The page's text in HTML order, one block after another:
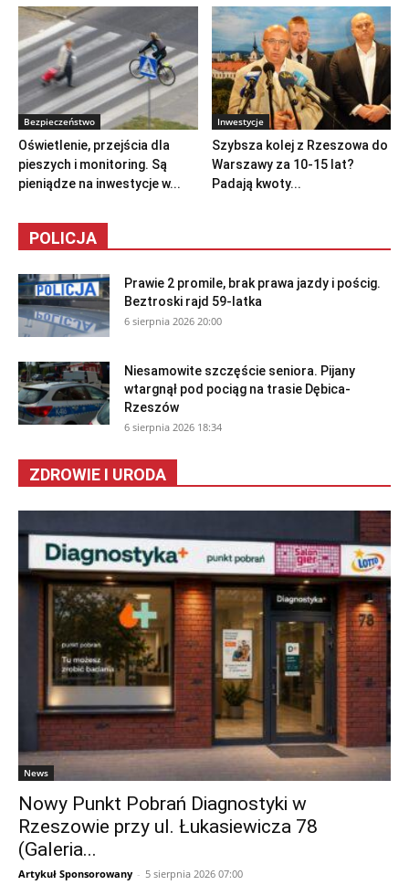
Bezpieczeństwo
Oświetlenie, przejścia dla
pieszych i monitoring. Są
pieniądze na inwestycje w...
Inwestycje
Szybsza kolej z Rzeszowa do
Warszawy za 10-15 lat?
Padają kwoty...
POLICJA
Prawie 2 promile, brak prawa jazdy i pościg.
Beztroski rajd 59-latka
6 sierpnia 2026 20:00
Niesamowite szczęście seniora. Pijany
wtargnął pod pociąg na trasie Dębica-
Rzeszów
6 sierpnia 2026 18:34
ZDROWIE I URODA
News
Nowy Punkt Pobrań Diagnostyki w
Rzeszowie przy ul. Łukasiewicza 78
(Galeria...
Artykuł Sponsorowany - 5 sierpnia 2026 07:00